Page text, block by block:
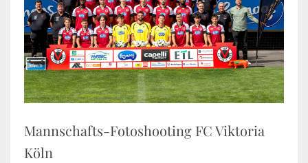
Mannschafts-Fotoshooting FC Viktoria
Köln